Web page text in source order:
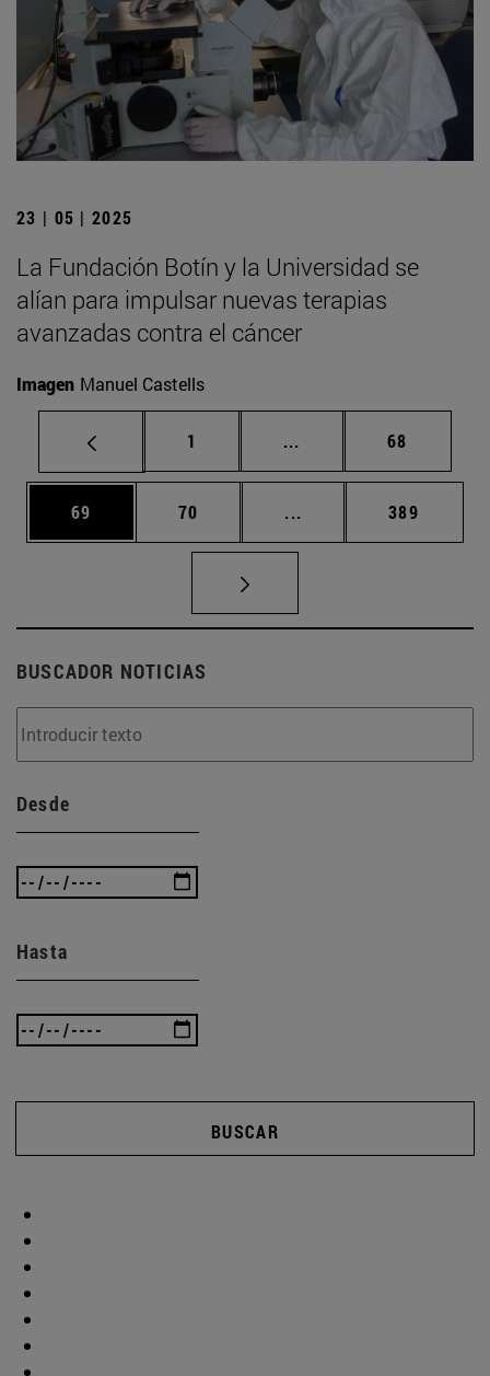
23 | 05 | 2025
La Fundación Botín y la Universidad se
alían para impulsar nuevas terapias
avanzadas contra el cáncer
Imagen Manuel Castells
Página
1 ... Páginas intermedias
Página
68
Página
69 Página
70 ... Páginas intermedias
Página
389
BUSCADOR NOTICIAS
Desde
Hasta
BUSCAR